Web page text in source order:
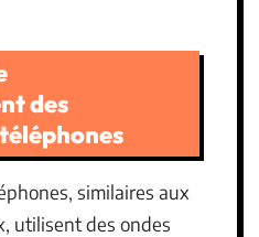
des
similaires aux
utilisent des ondes